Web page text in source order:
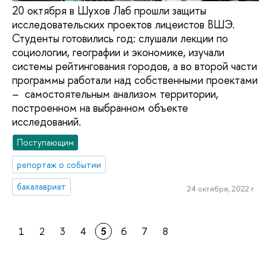
20 октября в Шухов Лаб прошли защиты
исследовательских проектов лицеистов ВШЭ.
Студенты готовились год: слушали лекции по
социологии, географии и экономике, изучали
системы рейтингования городов, а во второй части
программы работали над собственными проектами
– самостоятельным анализом территории,
построенном на выбранном объекте
исследований.
Поступающим
репортаж о событии
бакалавриат
24 октября, 2022 г.
1 2 3 4 5 6 7 8